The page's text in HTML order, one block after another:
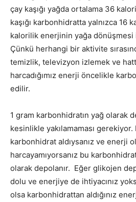
çay kaşığı yağda ortalama 36
kaşığı karbonhidratta yalnızca 16
kalorilik enerjinin yağa dönüşmesi
Çünkü herhangi bir aktivite
temizlik, televizyon izlemek ve
harcadığımız enerji öncelikle
edilir.
1 gram karbonhidratın yağ olarak
kesinlikle yakılamaması gerekiyor.
karbonhidrat aldıysanız ve enerji
harcayamıyorsanız bu
olarak depolanır. Eğer glikojen
dolu ve enerjiye de ihtiyacınız
olsa karbonhidrattan aldığınız